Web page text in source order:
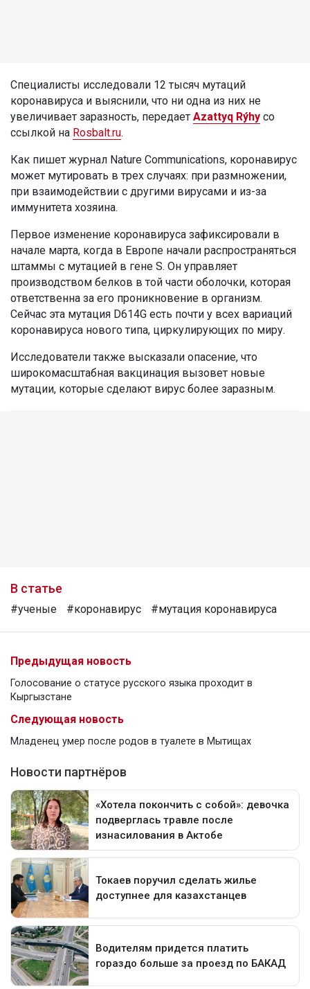
Специалисты исследовали 12 тысяч мутаций
коронавируса и выяснили, что ни одна из них не
увеличивает заразность, передает Azattyq Rýhy со
ссылкой на Rosbalt.ru.
Как пишет журнал Nature Communications, коронавирус
может мутировать в трех случаях: при размножении,
при взаимодействии с другими вирусами и из-за
иммунитета хозяина.
Первое изменение коронавируса зафиксировали в
начале марта, когда в Европе начали распространяться
штаммы с мутацией в гене S. Он управляет
производством белков в той части оболочки, которая
ответственна за его проникновение в организм.
Сейчас эта мутация D614G есть почти у всех вариаций
коронавируса нового типа, циркулирующих по миру.
Исследователи также высказали опасение, что
широкомасштабная вакцинация вызовет новые
мутации, которые сделают вирус более заразным.
В статье
#ученые #коронавирус #мутация коронавируса
Предыдущая новость
Голосование о статусе русского языка проходит в
Кыргызстане
Следующая новость
Младенец умер после родов в туалете в Мытищах